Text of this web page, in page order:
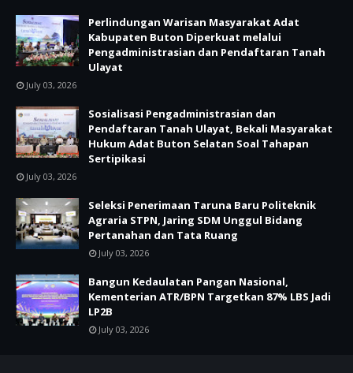
Perlindungan Warisan Masyarakat Adat
Kabupaten Buton Diperkuat melalui
Pengadministrasian dan Pendaftaran Tanah
Ulayat
July 03, 2026
Sosialisasi Pengadministrasian dan
Pendaftaran Tanah Ulayat, Bekali Masyarakat
Hukum Adat Buton Selatan Soal Tahapan
Sertipikasi
July 03, 2026
Seleksi Penerimaan Taruna Baru Politeknik
Agraria STPN, Jaring SDM Unggul Bidang
Pertanahan dan Tata Ruang
July 03, 2026
Bangun Kedaulatan Pangan Nasional,
Kementerian ATR/BPN Targetkan 87% LBS Jadi
LP2B
July 03, 2026